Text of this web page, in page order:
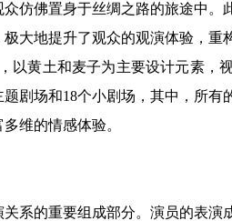
仿佛置身于丝绸之路的旅途中
大地提升了观众的观演体验，
以黄土和麦子为主要设计元素，
剧场和18个小剧场，其中，所
维的情感体验。
系的重要组成部分。演员的表